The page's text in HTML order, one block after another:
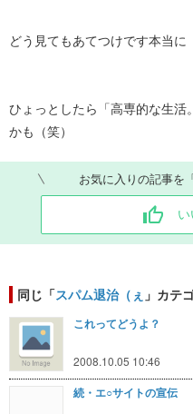
どう見てもあてつけです本当に
ひょっとしたら「高専的な生活
かも（笑）
お気に入りの記事を
い
同じ「スパム退治（ぇ 」カテ
これってどうよ？
2008.10.05 10:46
続・エ○サイトの宣伝